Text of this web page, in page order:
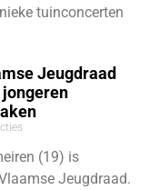
tuinconcerten
Jeugdraad
(19) is
Jeugdraad.